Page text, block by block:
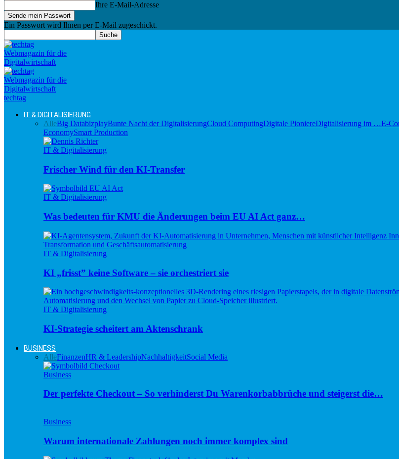
Ihre E-Mail-Adresse
Ein Passwort wird Ihnen per E-Mail zugeschickt.
techtag
IT & DIGITALISIERUNG
AlleBig DatabizplayBunte Nacht der DigitalisierungCloud ComputingDigitale PioniereDigitalisierung im …E-
EconomySmart Production
IT & Digitalisierung
Frischer Wind für den KI-Transfer
IT & Digitalisierung
Was bedeuten für KMU die Änderungen beim EU AI Act ganz…
IT & Digitalisierung
KI „frisst” keine Software – sie orchestriert sie
IT & Digitalisierung
KI-Strategie scheitert am Aktenschrank
BUSINESS
AlleFinanzenHR & LeadershipNachhaltigkeitSocial Media
Business
Der perfekte Checkout – So verhinderst Du Warenkorbabbrüche und steigerst die…
Business
Warum internationale Zahlungen noch immer komplex sind